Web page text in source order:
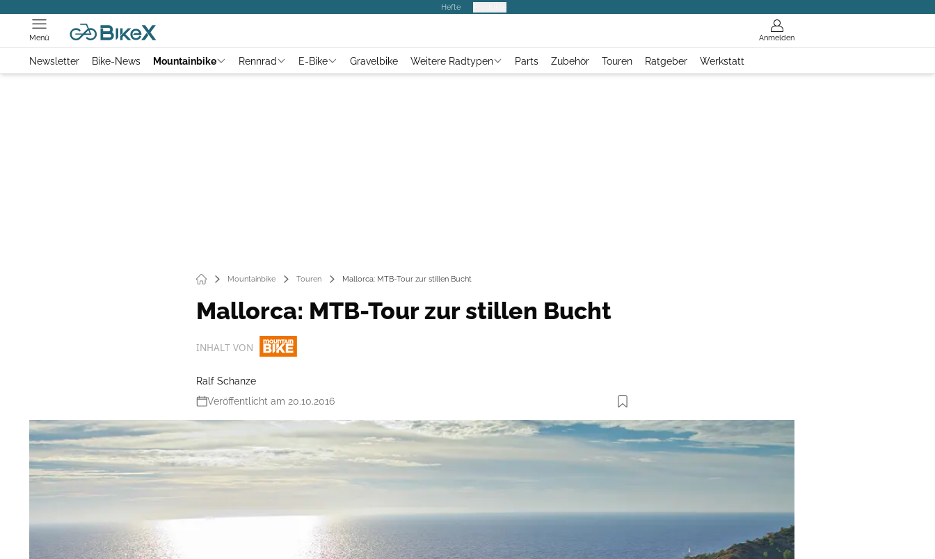
Hefte
Anmelden
Menü
Newsletter Bike-News Mountainbike Rennrad E-Bike Gravelbike Weitere Radtypen Parts Zubehör Touren Ratgeber Werkstatt
Mountainbike Touren Mallorca: MTB-Tour zur stillen Bucht
Mallorca: MTB-Tour zur stillen Bucht
INHALT VON
Ralf Schanze
Veröffentlicht am 20.10.2016